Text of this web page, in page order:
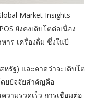
Market Insights -
ยังคงเติบโตต่อเนื่อง
าร-เครื่องดื่ม ซึ่งในปี
รัฐ) และคาดว่าจะเติบโต
ดยปัจจัยสำคัญคือ
วามรวดเร็ว การเชื่อมต่อ